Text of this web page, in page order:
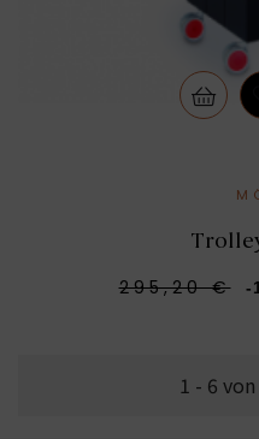
295,20 € -
1 - 6